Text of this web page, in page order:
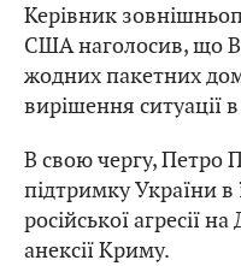
Керівник
США наголосив, що
жодних пакетних
вирішення ситуації в
В свою чергу, Петро
підтримку України в
російської агресії
анексії Криму.